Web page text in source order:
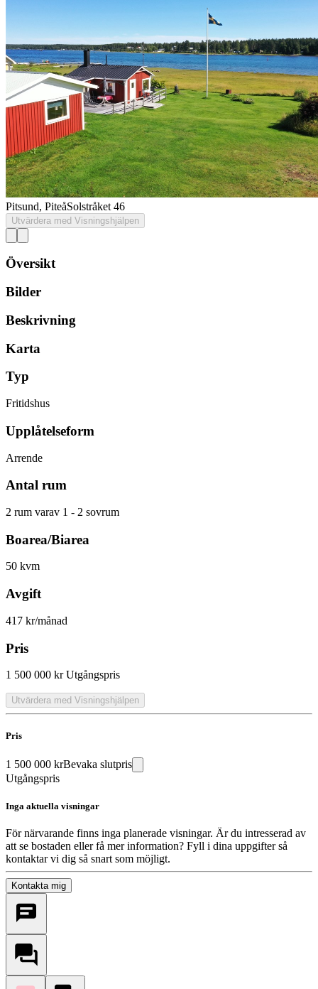
Pitsund, PiteåSolstråket 46
Utvärdera med Visningshjälpen
Översikt
Bilder
Beskrivning
Karta
Typ
Fritidshus
Upplåtelseform
Arrende
Antal rum
2 rum varav 1 - 2 sovrum
Boarea/Biarea
50 kvm
Avgift
417 kr/månad
Pris
1 500 000 kr Utgångspris
Utvärdera med Visningshjälpen
Pris
1 500 000 krBevaka slutpris
Utgångspris
Inga aktuella visningar
För närvarande finns inga planerade visningar. Är du intresserad av
att se bostaden eller få mer information? Fyll i dina uppgifter så
kontaktar vi dig så snart som möjligt.
Kontakta mig